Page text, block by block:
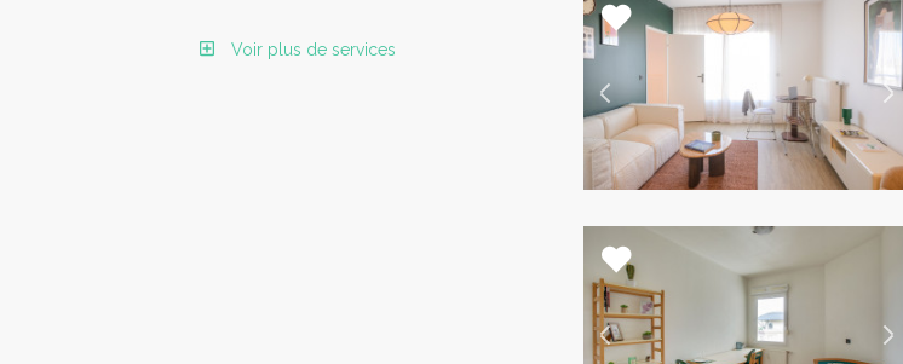
Voir plus de services